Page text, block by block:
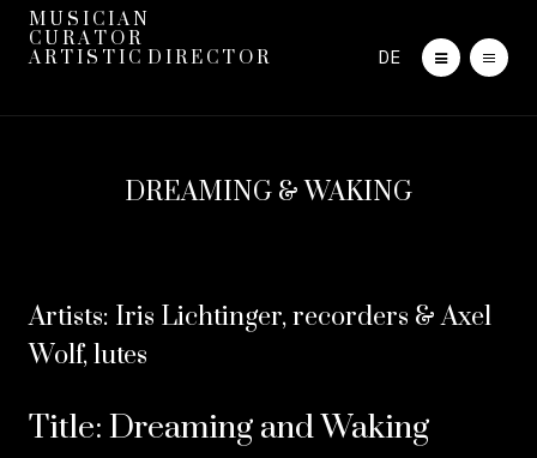
M U S I C I A N
C U R A T O R
A R T I S T I C D I R E C T O R
DE
DREAMING & WAKING
Artists: Iris Lichtinger, recorders & Axel
Wolf, lutes
Title: Dreaming and Waking